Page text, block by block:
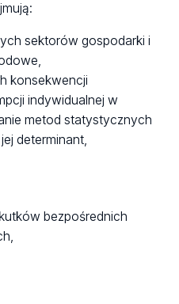
sektorów gospodarki i
konsekwencji
indywidualnej w
metod statystycznych
determinant,
bezpośrednich